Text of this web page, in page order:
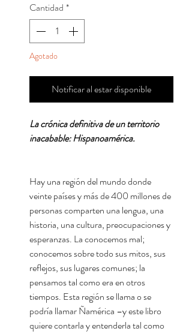
Cantidad *
Agotado
Notificar al estar disponible
La crónica definitiva de un territorio
inacabable: Hispanoamérica.
Hay una región del mundo donde
veinte países y más de 400 millones de
personas comparten una lengua, una
historia, una cultura, preocupaciones y
esperanzas. La conocemos mal;
conocemos sobre todo sus mitos, sus
reflejos, sus lugares comunes; la
pensamos tal como era en otros
tiempos. Esta región se llama o se
podría llamar Ñamérica –y este libro
quiere contarla y entenderla tal como